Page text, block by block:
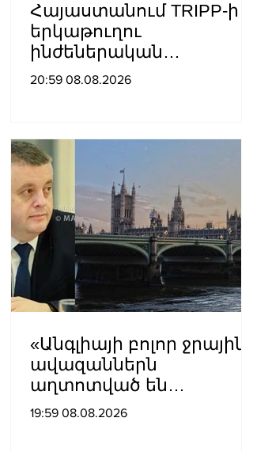
Հայաստանում TRIPP-ի
երկաթուղու
ինժեներական
ուսումնասիրություններ
20:59 08.08.2026
«Անգլիայի բոլոր ջրային
ավազաններն
աղտոտված են
թունավոր քիմիական
19:59 08.08.2026